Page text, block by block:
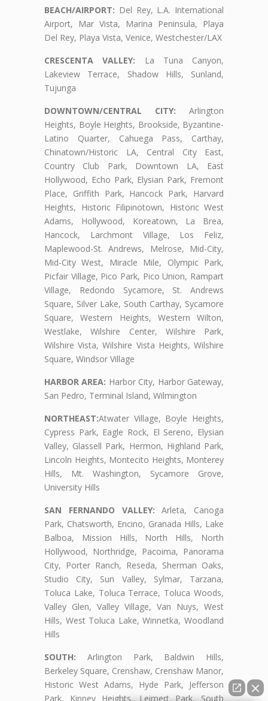
BEACH/AIRPORT: Del Rey, L.A. International
Airport, Mar Vista, Marina Peninsula, Playa
Del Rey, Playa Vista, Venice, Westchester/LAX
CRESCENTA VALLEY: La Tuna Canyon,
Lakeview Terrace, Shadow Hills, Sunland,
Tujunga
DOWNTOWN/CENTRAL CITY: Arlington
Heights, Boyle Heights, Brookside, Byzantine-
Latino Quarter, Cahuega Pass, Carthay,
Chinatown/Historic LA, Central City East,
Country Club Park, Downtown LA, East
Hollywood, Echo Park, Elysian Park, Fremont
Place, Griffith Park, Hancock Park, Harvard
Heights, Historic Filipinotown, Historic West
Adams, Hollywood, Koreatown, La Brea,
Hancock, Larchmont Village, Los Feliz,
Maplewood-St. Andrews, Melrose, Mid-City,
Mid-City West, Miracle Mile, Olympic Park,
Picfair Village, Pico Park, Pico Union, Rampart
Village, Redondo Sycamore, St. Andrews
Square, Silver Lake, South Carthay, Sycamore
Square, Western Heights, Western Wilton,
Westlake, Wilshire Center, Wilshire Park,
Wilshire Vista, Wilshire Vista Heights, Wilshire
Square, Windsor Village
HARBOR AREA: Harbor City, Harbor Gateway,
San Pedro, Terminal Island, Wilmington
NORTHEAST:Atwater Village, Boyle Heights,
Cypress Park, Eagle Rock, El Sereno, Elysian
Valley, Glassell Park, Hermon, Highland Park,
Lincoln Heights, Montecito Heights, Monterey
Hills, Mt. Washington, Sycamore Grove,
University Hills
SAN FERNANDO VALLEY: Arleta, Canoga
Park, Chatsworth, Encino, Granada Hills, Lake
Balboa, Mission Hills, North Hills, North
Hollywood, Northridge, Pacoima, Panorama
City, Porter Ranch, Reseda, Sherman Oaks,
Studio City, Sun Valley, Sylmar, Tarzana,
Toluca Lake, Toluca Terrace, Toluca Woods,
Valley Glen, Valley Village, Van Nuys, West
Hills, West Toluca Lake, Winnetka, Woodland
Hills
SOUTH: Arlington Park, Baldwin Hills,
Berkeley Square, Crenshaw, Crenshaw Manor,
Historic West Adams, Hyde Park, Jefferson
Park, Kinney Heights, Leimert Park, South